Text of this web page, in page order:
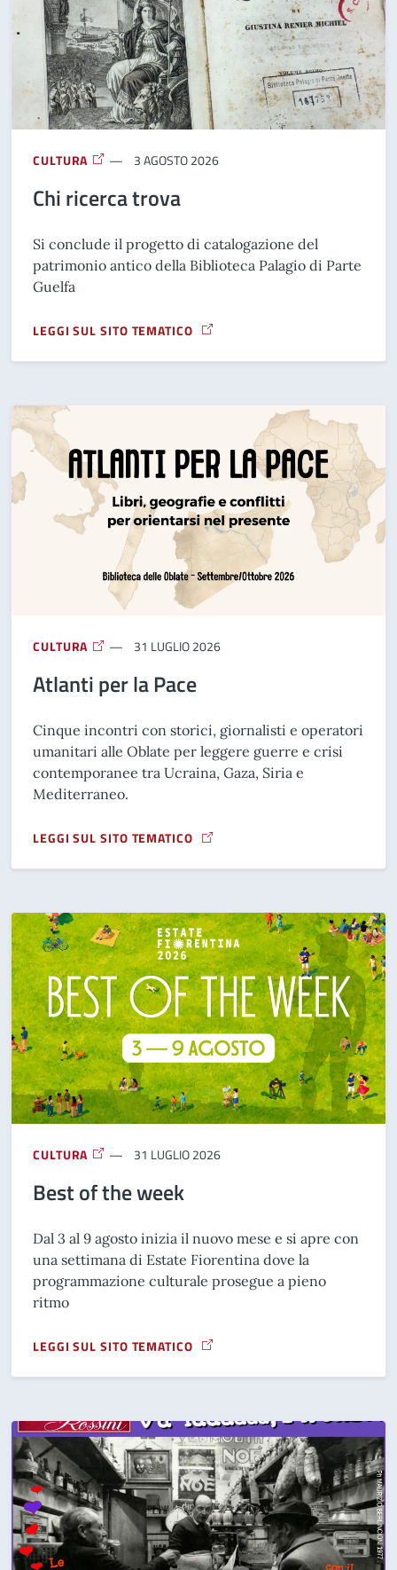
CULTURA 3 AGOSTO 2026
Chi ricerca trova
Si conclude il progetto di catalogazione del
patrimonio antico della Biblioteca Palagio di Parte
Guelfa
LEGGI SUL SITO TEMATICO
A PROPOSITO DI CHI RICERCA TROVA
CULTURA 31 LUGLIO 2026
Atlanti per la Pace
Cinque incontri con storici, giornalisti e operatori
umanitari alle Oblate per leggere guerre e crisi
contemporanee tra Ucraina, Gaza, Siria e
Mediterraneo.
LEGGI SUL SITO TEMATICO
A PROPOSITO DI ATLANTI PER LA PACE
CULTURA 31 LUGLIO 2026
Best of the week
Dal 3 al 9 agosto inizia il nuovo mese e si apre con
una settimana di Estate Fiorentina dove la
programmazione culturale prosegue a pieno
ritmo
LEGGI SUL SITO TEMATICO
A PROPOSITO DI BEST OF THE WEEK